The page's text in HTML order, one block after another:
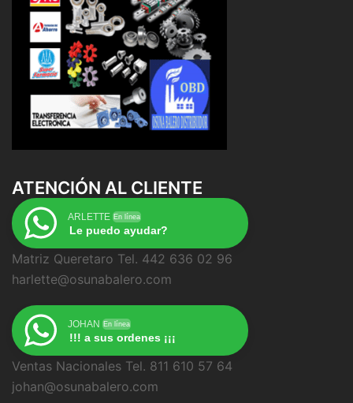
ATENCIÓN AL CLIENTE
ARLETTE En línea
Le puedo ayudar?
Matriz Queretaro Tel. 442 636 02 96
harlette@osunabalero.com
JOHAN En línea
!!! a sus ordenes ¡¡¡
Ventas Nacionales Tel. 811 610 57 64
johan@osunabalero.com